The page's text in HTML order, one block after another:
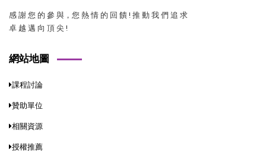
感 謝 您 的 參 與，您 熱 情 的 回 饋 ! 推 動 我 們 追 求
卓 越 邁 向 頂 尖 !
網站地圖
課程討論
贊助單位
相關資源
授權推薦